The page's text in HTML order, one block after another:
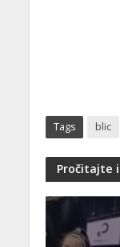
Tags blic
Pročitajte